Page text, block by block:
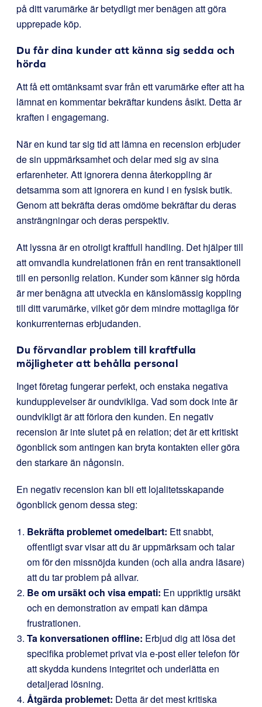
på ditt varumärke är betydligt mer benägen att göra
upprepade köp.
Du får dina kunder att känna sig sedda och
hörda
Att få ett omtänksamt svar från ett varumärke efter att ha
lämnat en kommentar bekräftar kundens åsikt. Detta är
kraften i engagemang.
När en kund tar sig tid att lämna en recension erbjuder
de sin uppmärksamhet och delar med sig av sina
erfarenheter. Att ignorera denna återkoppling är
detsamma som att ignorera en kund i en fysisk butik.
Genom att bekräfta deras omdöme bekräftar du deras
ansträngningar och deras perspektiv.
Att lyssna är en otroligt kraftfull handling. Det hjälper till
att omvandla kundrelationen från en rent transaktionell
till en personlig relation. Kunder som känner sig hörda
är mer benägna att utveckla en känslomässig koppling
till ditt varumärke, vilket gör dem mindre mottagliga för
konkurrenternas erbjudanden.
Du förvandlar problem till kraftfulla
möjligheter att behålla personal
Inget företag fungerar perfekt, och enstaka negativa
kundupplevelser är oundvikliga. Vad som dock inte är
oundvikligt är att förlora den kunden. En negativ
recension är inte slutet på en relation; det är ett kritiskt
ögonblick som antingen kan bryta kontakten eller göra
den starkare än någonsin.
En negativ recension kan bli ett lojalitetsskapande
ögonblick genom dessa steg:
Bekräfta problemet omedelbart: Ett snabbt,
offentligt svar visar att du är uppmärksam och talar
om för den missnöjda kunden (och alla andra läsare)
att du tar problem på allvar.
Be om ursäkt och visa empati: En uppriktig ursäkt
och en demonstration av empati kan dämpa
frustrationen.
Ta konversationen offline: Erbjud dig att lösa det
specifika problemet privat via e-post eller telefon för
att skydda kundens integritet och underlätta en
detaljerad lösning.
Åtgärda problemet: Detta är det mest kritiska